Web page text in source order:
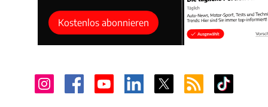
Kostenlos abonnieren